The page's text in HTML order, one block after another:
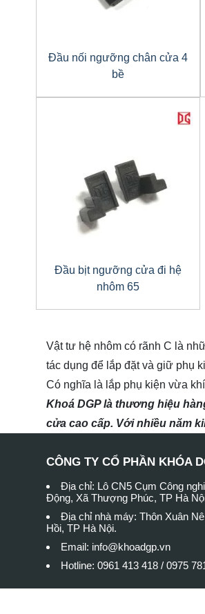
Đầu nối ngưỡng chân cửa 4
bề
Đầu bịt ngưỡng cửa đi hệ
nhôm 65
Vật tư hệ nhôm có rãnh C là
tác dụng để lắp đặt và giữ phụ
Có nghĩa là lắp phụ kiện vừa
Khoá DGP là thương hiệu
cửa cao cấp. Với nhiều năm
CÔNG TY CỔ PHẦN KHÓA
Địa chỉ: Lô CN5 Cụm Công
Động, Xã Thượng Phúc, TP Hà
Địa chỉ nhà máy: Thôn Xuân
Hồi, TP Hà Nội.
Email: info@khoadgp.vn
Hotline: 0961 413 418 / 0975